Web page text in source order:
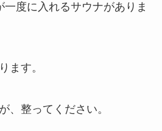
度に入れるサウナがありま
ます。
、整ってください。